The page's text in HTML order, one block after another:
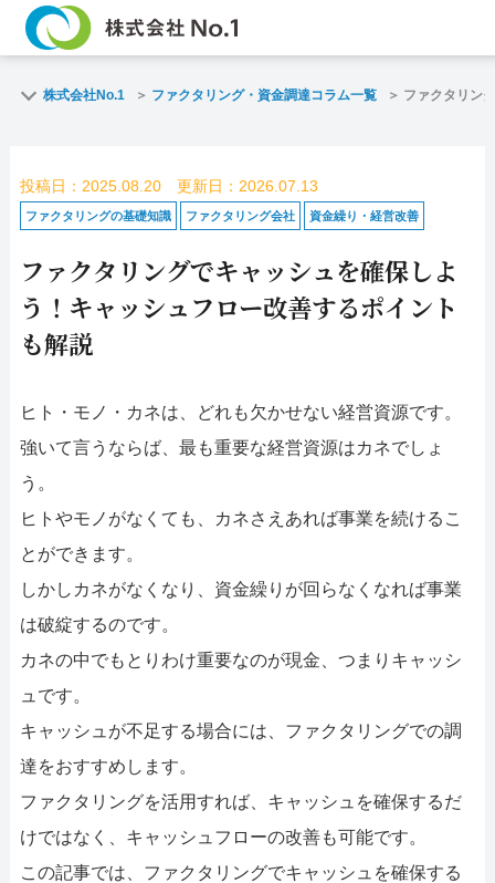
よくある質問 ファクタリン
企業情報 お問い合わせ
名古屋支店HP 福岡支店HP
お問合せ
査定依頼
ファクタリングで通りやすい会
株式会社No.1 ファクタリング・資金調達コラム一覧 ファクタリン
投稿日：2025.08.20 更新日：2026.07.13
ファクタリングの基礎知識 ファクタリング会社 資金繰り・経営改善
ファクタリングでキャッシュを確保しよ
う！キャッシュフロー改善するポイント
も解説
ヒト・モノ・カネは、どれも欠かせない経営資源です。
強いて言うならば、最も重要な経営資源はカネでしょ
う。
ヒトやモノがなくても、カネさえあれば事業を続けるこ
とができます。
しかしカネがなくなり、資金繰りが回らなくなれば事業
は破綻するのです。
カネの中でもとりわけ重要なのが現金、つまりキャッシ
ュです。
キャッシュが不足する場合には、ファクタリングでの調
達をおすすめします。
ファクタリングを活用すれば、キャッシュを確保するだ
けではなく、キャッシュフローの改善も可能です。
この記事では、ファクタリングでキャッシュを確保する